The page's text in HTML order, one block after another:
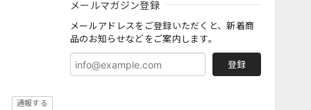
メールマガジン登録
メールアドレスをご登録いただくと、新着商
品のお知らせなどをご案内します。
登録
通報する